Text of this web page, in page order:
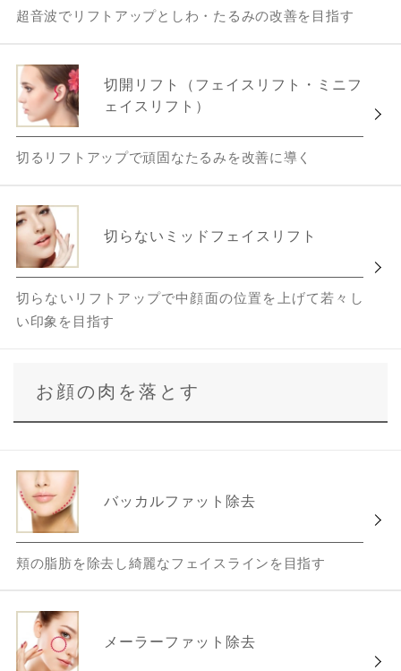
超音波でリフトアップとしわ・たるみの改善を目指す
切開リフト（フェイスリフト・ミニフ
ェイスリフト）
切るリフトアップで頑固なたるみを改善に導く
切らないミッドフェイスリフト
切らないリフトアップで中顔面の位置を上げて若々し
い印象を目指す
お顔の肉を落とす
バッカルファット除去
頬の脂肪を除去し綺麗なフェイスラインを目指す
メーラーファット除去